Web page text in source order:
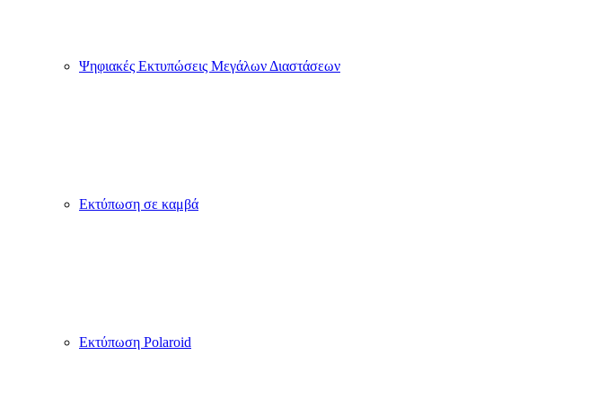
Ψηφιακές Εκτυπώσεις Μεγάλων Διαστάσεων
Εκτύπωση σε καμβά
Εκτύπωση Polaroid